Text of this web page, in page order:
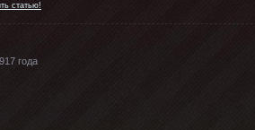
статью!
года